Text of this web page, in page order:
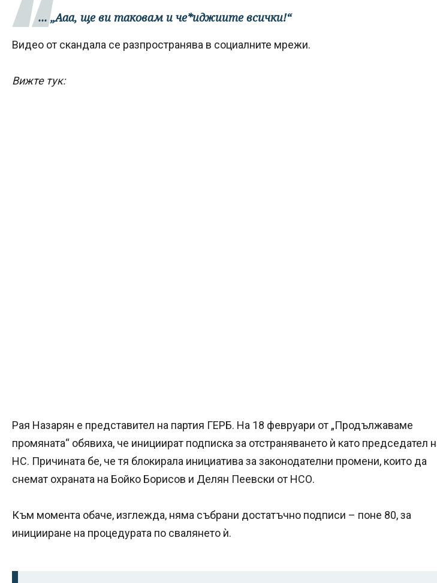
... „Ааа, ще ви таковам и че*иджиите всички!“
Видео от скандала се разпространява в социалните мрежи.
Вижте тук:
Рая Назарян е представител на партия ГЕРБ. На 18 февруари от „Продължаваме
промяната“ обявиха, че инициират подписка за отстраняването ѝ като председател
НС. Причината бе, че тя блокирала инициатива за законодателни промени, които да
снемат охраната на Бойко Борисов и Делян Пеевски от НСО.
Към момента обаче, изглежда, няма събрани достатъчно подписи – поне 80, за
иницииране на процедурата по свалянето ѝ.